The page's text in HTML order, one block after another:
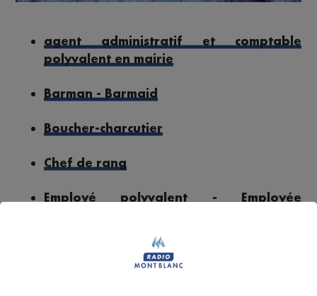
agent administratif et comptable
polyvalent en mairie
Barman - Barmaid
Boucher-charcutier
Chef de rang
Employé polyvalent - Employée
Maître-nageur sauveteur - Maître
nageuse sauveteuse